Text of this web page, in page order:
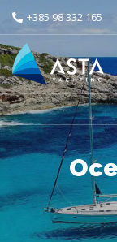
+385 98 332 165